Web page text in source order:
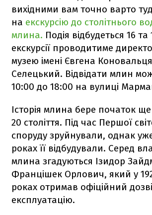
вихідними вам точно варто
на екскурсію до столітнього
млина. Подія відбудеться 16
екскурсії проводитиме
музею імені Євгена
Селецький. Відвідати млин
10:00 до 18:00 на вулиці
Історія млина бере початок
20 століття. Під час Першої
споруду зруйнували, однак
роках її відбудували. Серед
млина згадуються Ізидор
Францішек Орлович, який у
роках отримав офіційний
експлуатацію.